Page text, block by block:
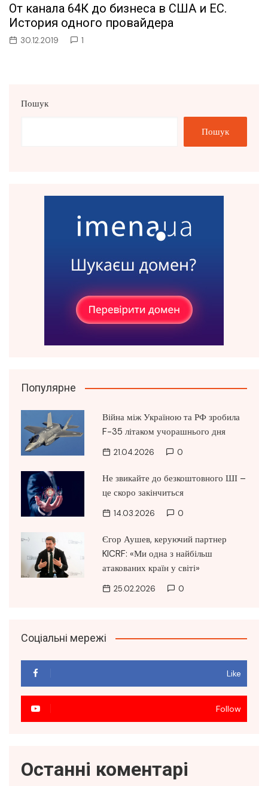
От канала 64К до бизнеса в США и ЕС.
История одного провайдера
30.12.2019 1
Пошук
Пошук
Популярне
Війна між Україною та РФ зробила
F-35 літаком учорашнього дня
21.04.2026 0
Не звикайте до безкоштовного ШІ –
це скоро закінчиться
14.03.2026 0
Єгор Аушев, керуючий партнер
KICRF: «Ми одна з найбільш
атакованих країн у світі»
25.02.2026 0
Соціальні мережі
Like
Follow
Останні коментарі